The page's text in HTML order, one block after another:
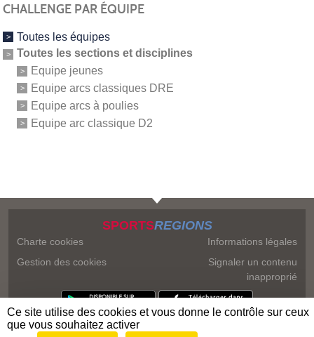
CHALLENGE PAR ÉQUIPE
Toutes les équipes
Toutes les sections et disciplines
Equipe jeunes
Equipe arcs classiques DRE
Equipe arcs à poulies
Equipe arc classique D2
SPORTSREGIONS
Charte cookies
Gestion des cookies
Informations légales
Signaler un contenu
inapproprié
Ce site utilise des cookies et vous donne le contrôle sur ceux
que vous souhaitez activer